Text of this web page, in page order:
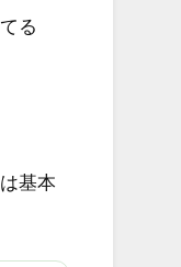
る
基本